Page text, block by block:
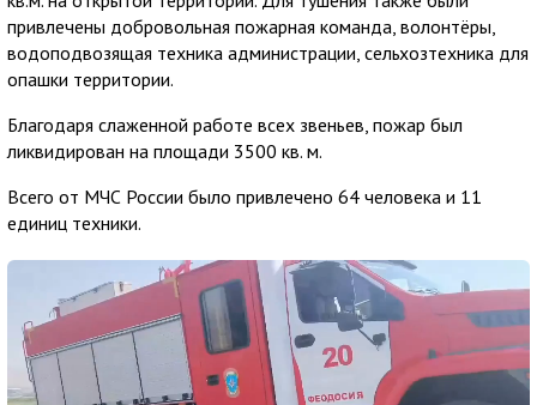
привлечены добровольная пожарная команда, волонтёры,
водоподвозящая техника администрации, сельхозтехника для
опашки территории.
Благодаря слаженной работе всех звеньев, пожар был
ликвидирован на площади 3500 кв. м.
Всего от МЧС России было привлечено 64 человека и 11
единиц техники.